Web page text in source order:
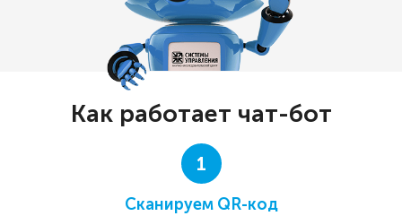
Как работает чат-бот
1
Сканируем QR-код